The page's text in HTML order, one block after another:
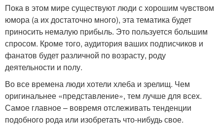
Пока в этом мире существуют люди с хорошим чувством
юмора (а их достаточно много), эта тематика будет
приносить немалую прибыль. Это пользуется большим
спросом. Кроме того, аудитория ваших подписчиков и
фанатов будет различной по возрасту, роду
деятельности и полу.
Во все времена люди хотели хлеба и зрелищ. Чем
оригинальнее «представление», тем лучше для всех.
Самое главное – вовремя отслеживать тенденции
подобного рода или изобретать что-нибудь свое.